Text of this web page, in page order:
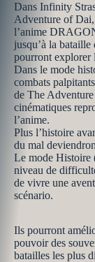
Dans Infinity
Adventure of
l’anime
jusqu’à la
pourront explorer
Dans le mode
combats
de The
cinématiques
l’anime.
Plus l’histoire
du mal
Le mode Histoire
niveau de
de vivre une
scénario.
Ils pourront
pouvoir des
batailles les plus